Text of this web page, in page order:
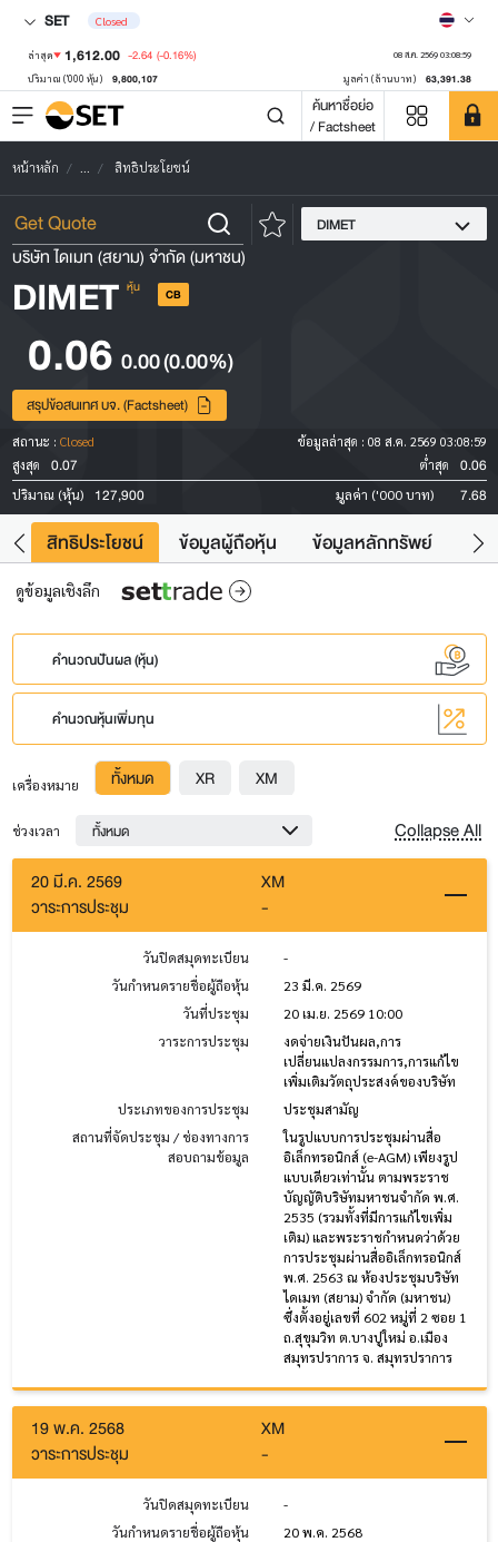
SET Closed
ล่าสุด 1,612.00 -2.64 (-0.16%) 08 ส.ค. 2569 03:08:59
ปริมาณ ('000 หุ้น) 9,800,107 มูลค่า (ล้านบาท) 63,391.38
ค้นหาชื่อย่อ
/ Factsheet
หน้าหลัก ... สิทธิประโยชน์
DIMET
บริษัท ไดเมท (สยาม) จำกัด (มหาชน)
DIMET หุ้น CB
0.06 0.00(0.00%)
สรุปข้อสนเทศ บจ. (Factsheet)
สถานะ : Closed ข้อมูลล่าสุด : 08 ส.ค. 2569 03:08:59
สูงสุด
0.07 ต่ำสุด 0.06
ปริมาณ (หุ้น) 127,900 มูลค่า ('000 บาท) 7.68
สิทธิประโยชน์ ข้อมูลผู้ถือหุ้น ข้อมูลหลักทรัพย์
ดูข้อมูลเชิงลึก
คำนวณปันผล (หุ้น)
คำนวณหุ้นเพิ่มทุน
เครื่องหมาย ทั้งหมด XR XM
ช่วงเวลา ทั้งหมด Collapse All
20 มี.ค. 2569
XM
วาระการประชุม
-
วันปิดสมุดทะเบียน
-
วันกำหนดรายชื่อผู้ถือหุ้น
23 มี.ค. 2569
วันที่ประชุม
20 เม.ย. 2569 10:00
วาระการประชุม
งดจ่ายเงินปันผล,การ
เปลี่ยนแปลงกรรมการ,การแก้ไข
เพิ่มเติมวัตถุประสงค์ของบริษัท
ประเภทของการประชุม
ประชุมสามัญ
สถานที่จัดประชุม / ช่องทางการ
สอบถามข้อมูล
ในรูปแบบการประชุมผ่านสื่อ
อิเล็กทรอนิกส์ (e-AGM) เพียงรูป
แบบเดียวเท่านั้น ตามพระราช
บัญญัติบริษัทมหาชนจำกัด พ.ศ.
2535 (รวมทั้งที่มีการแก้ไขเพิ่ม
เติม) และพระราชกำหนดว่าด้วย
การประชุมผ่านสื่ออิเล็กทรอนิกส์
พ.ศ. 2563 ณ ห้องประชุมบริษัท
ไดเมท (สยาม) จำกัด (มหาชน)
ซึ่งตั้งอยู่เลขที่ 602 หมู่ที่ 2 ซอย 1
ถ.สุขุมวิท ต.บางปูใหม่ อ.เมือง
สมุทรปราการ จ. สมุทรปราการ
19 พ.ค. 2568
XM
วาระการประชุม
-
วันปิดสมุดทะเบียน
-
วันกำหนดรายชื่อผู้ถือหุ้น
20 พ.ค. 2568